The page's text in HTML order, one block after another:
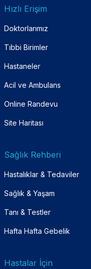
Hızlı Erişim
Doktorlarımız
Tıbbi Birimler
Hastaneler
Acil ve Ambulans
Online Randevu
Site Haritası
Sağlık Rehberi
Hastalıklar & Tedaviler
Sağlık & Yaşam
Tanı & Testler
Hafta Hafta Gebelik
Hastalar İçin